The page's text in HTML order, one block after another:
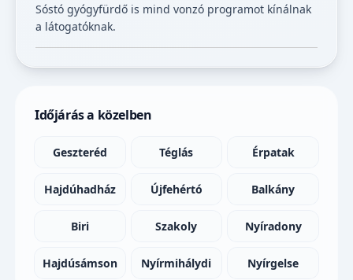
Sóstó gyógyfürdő is mind vonzó programot kínálnak
a látogatóknak.
Időjárás a közelben
Geszteréd Téglás Érpatak
Hajdúhadház Újfehértó Balkány
Biri Szakoly Nyíradony
Hajdúsámson Nyírmihálydi Nyírgelse